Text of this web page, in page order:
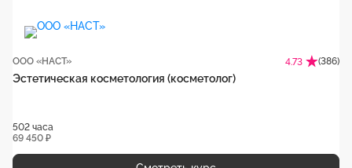
ООО «НАСТ» 4.73 (386)
Эстетическая косметология (косметолог)
502 часа
69 450 ₽